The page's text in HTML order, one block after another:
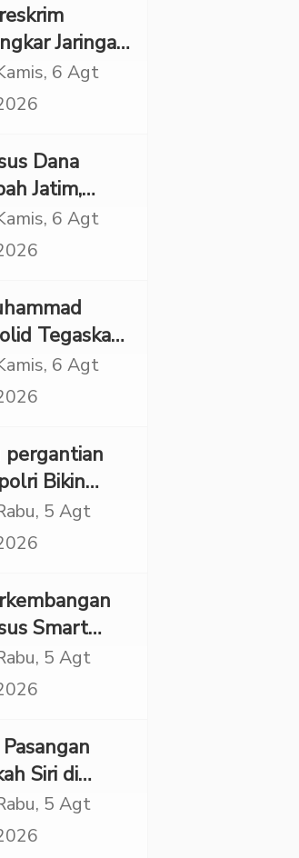
Jaringan
dari
4
6 Agt
Dana
Jatim,
Partai
Tanggung
6 Agt
Tegaskan
Harus
Negara
6 Agt
pergantian
Bikin
JMP Puji
Jenderal
5 Agt
Smart
Jaksa
Periksa
5 Agt
Siri di
Ikuti
Isbat
5 Agt